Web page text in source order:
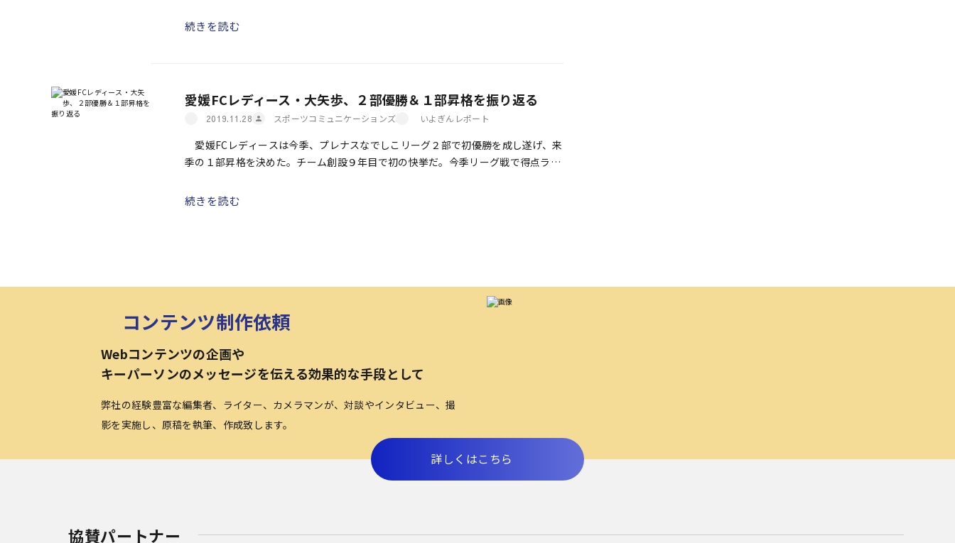
続きを読む
愛媛FCレディース・大矢歩、２部優勝＆１部昇格を振り返る
2019.11.28 スポーツコミュニケーションズ いよぎんレポート
愛媛FCレディースは今季、プレナスなでしこリーグ２部で初優勝を成し遂げ、来
季の１部昇格を決めた。チーム創設９年目で初の快挙だ。今季リーグ戦で得点ラン
続きを読む
コンテンツ制作依頼
Webコンテンツの企画や
キーパーソンのメッセージを伝える効果的な手段として
弊社の経験豊富な編集者、ライター、カメラマンが、対談やインタビュー、撮
影を実施し、原稿を執筆、作成致します。
詳しくはこちら
協賛パートナー